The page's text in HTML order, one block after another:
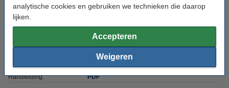
analytische cookies en gebruiken we technieken die daarop
lijken.
Accepteren
Weigeren
Beschermingsniveau: IP20
Branduren: 30.000 uur
Handleiding: PDF